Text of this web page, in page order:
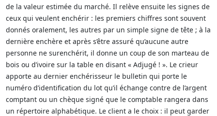
de la valeur estimée du marché. Il relève ensuite les signes de
ceux qui veulent enchérir : les premiers chiffres sont souvent
donnés oralement, les autres par un simple signe de tête ; à la
dernière enchère et après s’être assuré qu’aucune autre
personne ne surenchérit, il donne un coup de son marteau de
bois ou d’ivoire sur la table en disant « Adjugé ! ». Le crieur
apporte au dernier enchérisseur le bulletin qui porte le
numéro d’identification du lot qu’il échange contre de l’argent
comptant ou un chèque signé que le comptable rangera dans
un répertoire alphabétique. Le client a le choix : il peut garder